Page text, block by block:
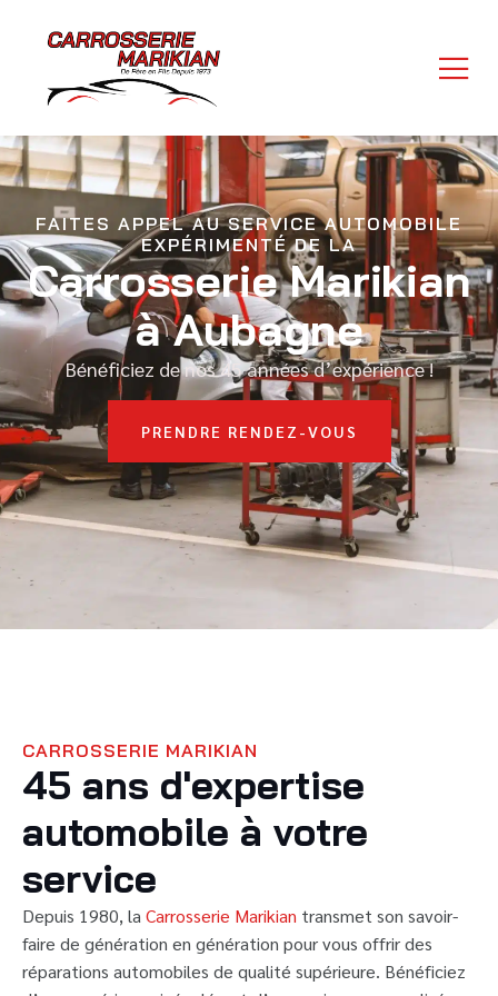
principal
FAITES APPEL AU SERVICE AUTOMOBILE
EXPÉRIMENTÉ DE LA
Carrosserie Marikian
à Aubagne
Bénéficiez de nos 45 années d’expérience !
PRENDRE RENDEZ-VOUS
CARROSSERIE MARIKIAN
45 ans d'expertise
automobile à votre
service
Depuis 1980, la Carrosserie Marikian transmet son savoir-
faire de génération en génération pour vous offrir des
réparations automobiles de qualité supérieure. Bénéficiez